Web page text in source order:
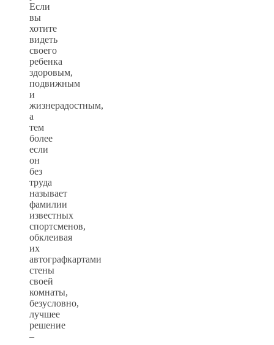
Если
вы
хотите
видеть
своего
ребенка
здоровым,
подвижным
и
жизнерадостным,
а
тем
более
если
он
без
труда
называет
фамилии
известных
спортсменов,
обклеивая
их
автографкартами
стены
своей
комнаты,
безусловно,
лучшее
решение
–